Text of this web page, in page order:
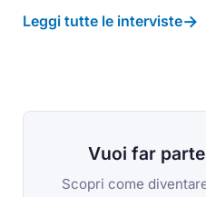
Leggi tutte le interviste→
Vuoi far
Scopri come